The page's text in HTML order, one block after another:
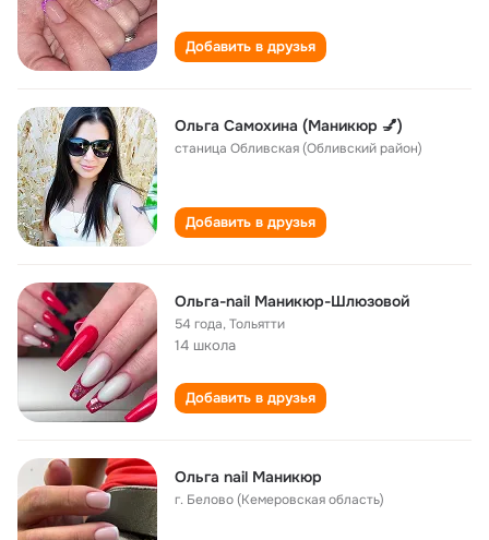
Добавить в друзья
Ольга Самохина (Маникюр 💅)
станица Обливская (Обливский район)
Добавить в друзья
Ольга-nail Маникюр-Шлюзовой
54 года,Тольятти
14 школа
Добавить в друзья
Ольга nail Маникюр
г. Белово (Кемеровская область)